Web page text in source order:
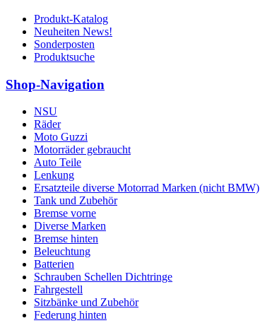
Produkt-Katalog
Neuheiten News!
Sonderposten
Produktsuche
Shop-Navigation
NSU
Räder
Moto Guzzi
Motorräder gebraucht
Auto Teile
Lenkung
Ersatzteile diverse Motorrad Marken (nicht BMW)
Tank und Zubehör
Bremse vorne
Diverse Marken
Bremse hinten
Beleuchtung
Batterien
Schrauben Schellen Dichtringe
Fahrgestell
Sitzbänke und Zubehör
Federung hinten